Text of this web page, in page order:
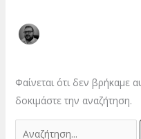
Φαίνεται ότι δεν βρήκαμε
δοκιμάστε την αναζήτηση.